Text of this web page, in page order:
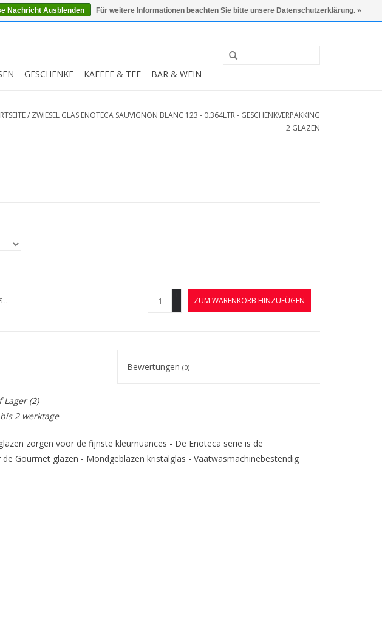
0 Artikel - €0,00 Mein Konto / Kundenkonto anlegen
GESCHENKE KAFFEE & TEE BAR & WEIN
/ ZWIESEL GLAS ENOTECA SAUVIGNON BLANC 123 - 0.364LTR - GESCHENKVERPAKKING
2 GLAZEN
+
-
ZUM WARENKORB HINZUFÜGEN
Bewertungen(0)
Lager(2)
2 werktage
zorgen voor de fijnste kleurnuances - De Enoteca serie is de
Gourmet glazen - Mondgeblazen kristalglas - Vaatwasmachinebestendig
Nachricht Ausblenden Für weitere Informationen beachten Sie bitte unsere Datenschutzerklärung. »